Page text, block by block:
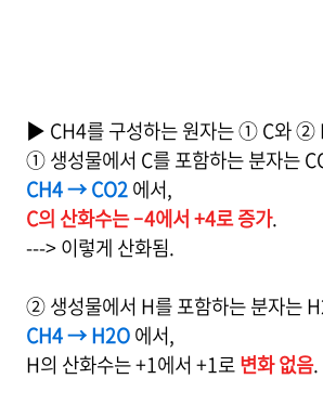
▶ CH4를 구성하는 원자는 ① C와 ②
① 생성물에서 C를 포함하는 분자는
CH4 → CO2에서,
C의 산화수는 –4에서 +4로 증가.
---> 이렇게 산화됨.
② 생성물에서 H를 포함하는 분자는
CH4 → H2O에서,
H의 산화수는 +1에서 +1로변화 없음.